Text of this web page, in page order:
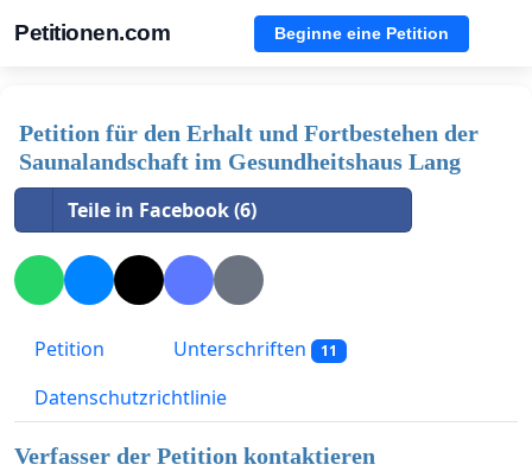
Petitionen.com Beginne eine Petition
Petition für den Erhalt und Fortbestehen der
Saunalandschaft im Gesundheitshaus Lang
Teile in Facebook (6)
Petition Unterschriften 11
Datenschutzrichtlinie
Verfasser der Petition kontaktieren